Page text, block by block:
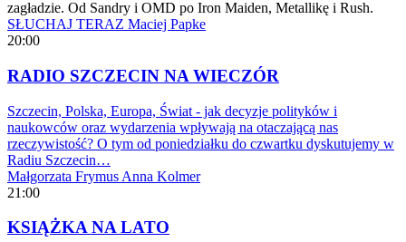
zagładzie. Od Sandry i OMD po Iron Maiden, Metallikę i Rush.
SŁUCHAJ TERAZ Maciej Papke
20:00
RADIO SZCZECIN NA WIECZÓR
Szczecin, Polska, Europa, Świat - jak decyzje polityków i
naukowców oraz wydarzenia wpływają na otaczającą nas
rzeczywistość? O tym od poniedziałku do czwartku dyskutujemy w
Radiu Szczecin…
Małgorzata Frymus Anna Kolmer
21:00
KSIĄŻKA NA LATO